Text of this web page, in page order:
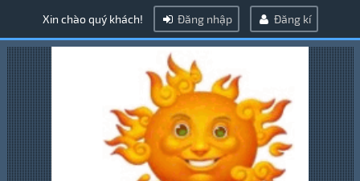
Xin chào quý khách! Đăng nhập Đăng kí